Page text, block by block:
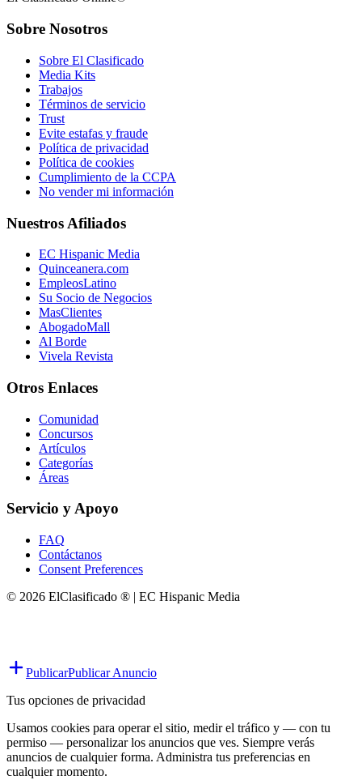
Sobre Nosotros
Sobre El Clasificado
Media Kits
Trabajos
Términos de servicio
Trust
Evite estafas y fraude
Política de privacidad
Política de cookies
Cumplimiento de la CCPA
No vender mi información
Nuestros Afiliados
EC Hispanic Media
Quinceanera.com
EmpleosLatino
Su Socio de Negocios
MasClientes
AbogadoMall
Al Borde
Vivela Revista
Otros Enlaces
Comunidad
Concursos
Artículos
Categorías
Áreas
Servicio y Apoyo
FAQ
Contáctanos
Consent Preferences
© 2026 ElClasificado ® | EC Hispanic Media
PublicarPublicar Anuncio
Tus opciones de privacidad
Usamos cookies para operar el sitio, medir el tráfico y — con tu
permiso — personalizar los anuncios que ves. Siempre verás
anuncios de cualquier forma. Administra tus preferencias en
cualquier momento.